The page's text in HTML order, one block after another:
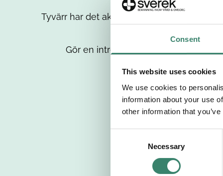
Consent
This website uses cookies
We use cookies to
information about your use
other information that
Necessary
Tyvärr har det aktuella jobbet tagits bort
Gör en intresseanmälan så